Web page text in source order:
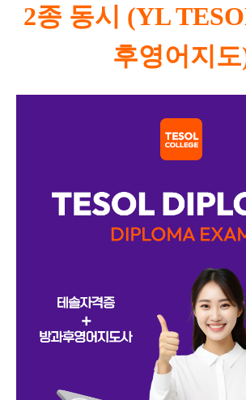
2종 동시 (YL
후영어지